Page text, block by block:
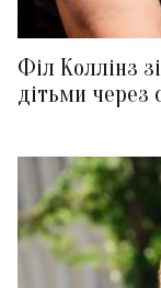
Філ Коллінз
дітьми через